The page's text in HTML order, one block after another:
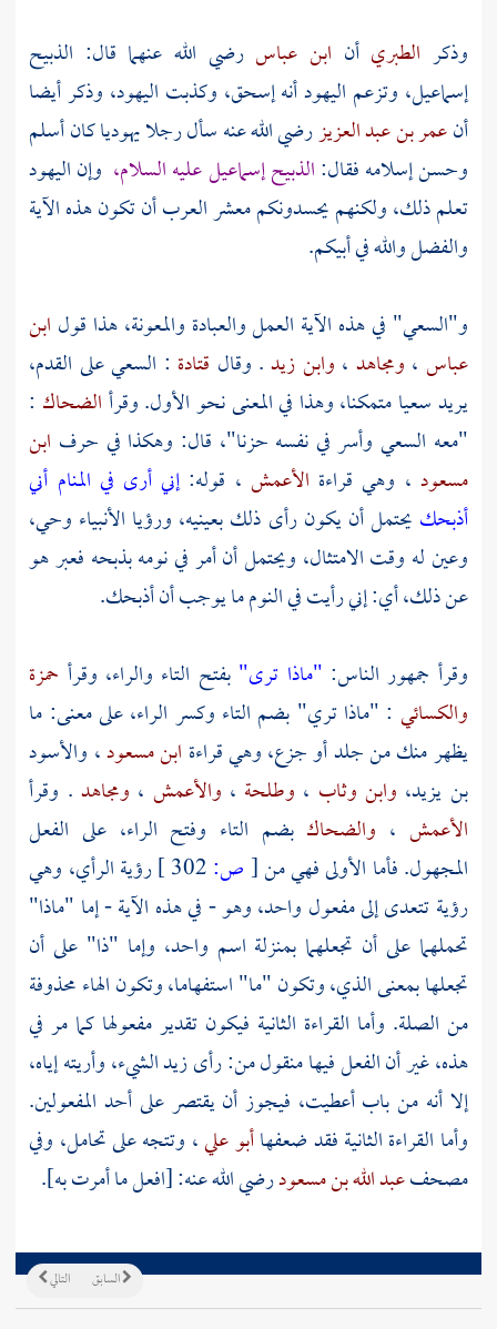
وذكر الطبريأن ابن عباسرضي الله عنهما قال: الذبيح
إسماعيل، وتزعم اليهود أنهإسحق، وكذبت اليهود، وذكر أيضا
أنعمر بن عبد العزيزرضي الله عنه سأل رجلا يهوديا كان أسلم
وحسن إسلامه فقال:الذبيح إسماعيل عليه السلام، وإن اليهود
تعلم ذلك، ولكنهم يحسدونكم معشر العرب أن تكون هذه الآية
والفضل والله في أبيكم.
و"السعي" في هذه الآية العمل والعبادة والمعونة، هذا قول ابن
عباس ، ومجاهد ، وابن زيد. وقال قتادة : السعي على القدم،
يريد سعيا متمكنا، وهذا في المعنى نحو الأول. وقرأالضحاك :
"معه السعي وأسر في نفسه حزنا"، قال: وهكذا في حرف ابن
مسعود ، وهي قراءة الأعمش ، قوله:إني أرى في المنام أني
أذبحك يحتمل أن يكون رأى ذلك بعينيه، ورؤيا الأنبياء وحي،
وعين له وقت الامتثال، ويحتمل أن أمر في نومه بذبحه فعبر هو
عن ذلك، أي: إني رأيت في النوم ما يوجب أن أذبحك.
وقرأ جمهور الناس: "ماذا ترى"بفتح التاء والراء، وقرأ حمزة
والكسائي : "ماذا تري" بضم التاء وكسر الراء، على معنى: ما
يظهر منك من جلد أو جزع، وهي قراءة ابن مسعود، والأسود
بن يزيد، وابن وثاب ، وطلحة ، والأعمش ، ومجاهد . وقرأ
الأعمش ، والضحاكبضم التاء وفتح الراء، على الفعل
المجهول. فأما الأولى فهي من[ص:
رؤية الرأي، وهي
رؤية تتعدى إلى مفعول واحد، وهو - في هذه الآية - إما "ماذا"
تحملهما على أن تجعلهما بمنزلة اسم واحد، وإما "ذا" على أن
تجعلها بمعنى الذي، وتكون "ما" استفهاما، وتكون الهاء محذوفة
من الصلة. وأما القراءة الثانية فيكون تقدير مفعولها كما مر في
هذه، غير أن الفعل فيها منقول من: رأى زيد الشيء، وأريته إياه،
إلا أنه من باب أعطيت، فيجوز أن يقتصر على أحد المفعولين.
وأما القراءة الثانية فقد ضعفهاأبو علي، وتتجه على تحامل، وفي
مصحفعبد الله بن مسعودرضي الله عنه: [افعل ما أمرت به].
التالي السابق